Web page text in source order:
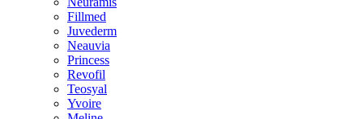
Fillmed
Juvederm
Neauvia
Princess
Revofil
Teosyal
Yvoire